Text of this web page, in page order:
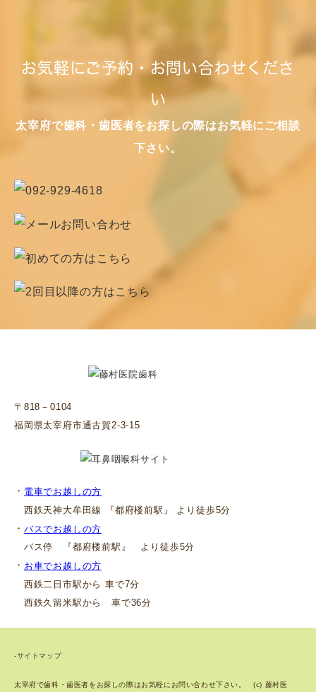
お気軽にご予約・お問い合わせくださ
い
太宰府で歯科・歯医者をお探しの際はお気軽にご相談
下さい。
〒818－0104
福岡県太宰府市通古賀2-3-15
・ 電車でお越しの方
西鉄天神大牟田線 『都府楼前駅』 より徒歩5分
・ バスでお越しの方
バス停 『都府楼前駅』 より徒歩5分
・ お車でお越しの方
西鉄二日市駅から 車で7分
西鉄久留米駅から 車で36分
-サイトマップ
太宰府で歯科・歯医者をお探しの際はお気軽にお問い合わせ下さい。 (c) 藤村医